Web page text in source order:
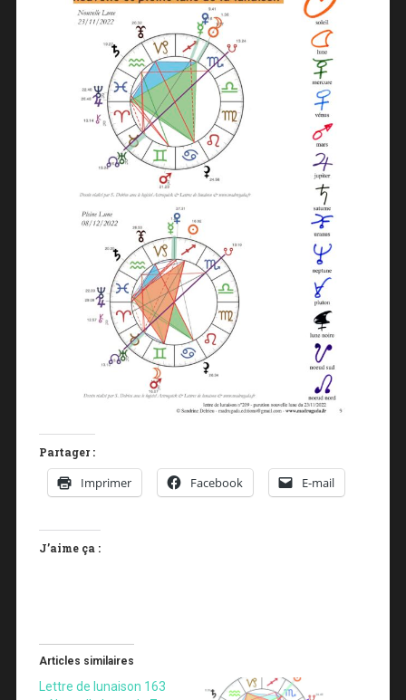
Partager :
Imprimer Facebook E-mail
J’aime ça :
Articles similaires
Lettre de lunaison 163